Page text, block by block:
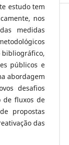
estudo tem
nos
medidas
bibliográfico,
públicos e
abordagem
desafios
de fluxos de
propostas
das